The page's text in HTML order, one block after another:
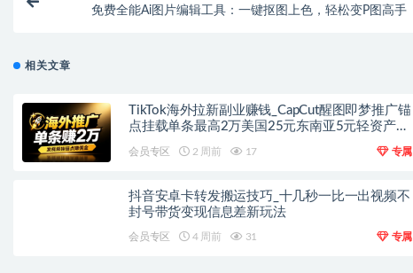
免费全能Ai图片编辑工具：一键抠图上色，轻松变P图高手
相关文章
TikTok海外拉新副业赚钱_CapCut醒图即梦推广锚
点挂载单条最高2万美国25元东南亚5元轻资产上
会员专区 2 周前 17 专属
抖音安卓卡转发搬运技巧_十几秒一比一出视频不
封号带货变现信息差新玩法
会员专区 4 周前 31 专属